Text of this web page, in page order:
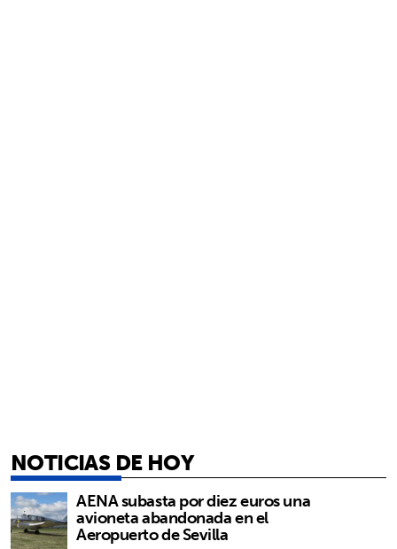
NOTICIAS DE HOY
AENA subasta por diez euros una
avioneta abandonada en el
Aeropuerto de Sevilla